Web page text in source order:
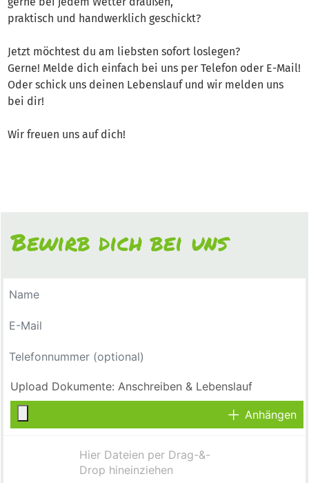
praktisch und handwerklich geschickt?
Jetzt möchtest du am liebsten sofort loslegen?
Gerne! Melde dich einfach bei uns per Telefon oder E-Mail!
Oder schick uns deinen Lebenslauf und wir melden uns
bei dir!
Wir freuen uns auf dich!
Bewirb dich bei uns
Anhängen